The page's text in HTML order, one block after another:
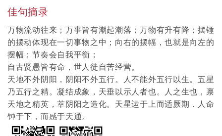
佳句摘录
万物流动往来；万事皆有潮起潮落；万物有升有降；摆锤
的摆动体现在一切事物之中；向右的摆幅，也就是向左的
摆幅；节奏会自我平衡；
自古贤愚皆有命，世人徒自苦经营。
天地不外阴阳，阴阳不外五行。人不能外五行以生。五星
乃五行之精。凝结成象，天垂以示人者也。人之生也，禀
天地之精英，萃阴阳之造化。天星运于上而适厥期．人命
钟于下，而感于天通。